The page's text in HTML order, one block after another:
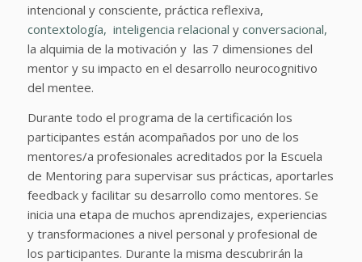
intencional y consciente, práctica reflexiva,
contextología, inteligencia relacional y conversacional,
la alquimia de la motivación y las 7 dimensiones del
mentor y su impacto en el desarrollo neurocognitivo
del mentee.
Durante todo el programa de la certificación los
participantes están acompañados por uno de los
mentores/a profesionales acreditados por la Escuela
de Mentoring para supervisar sus prácticas, aportarles
feedback y facilitar su desarrollo como mentores. Se
inicia una etapa de muchos aprendizajes, experiencias
y transformaciones a nivel personal y profesional de
los participantes. Durante la misma descubrirán la